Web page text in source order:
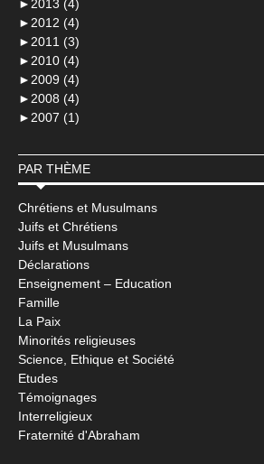
► 2013 (4)
► 2012 (4)
► 2011 (3)
► 2010 (4)
► 2009 (4)
► 2008 (4)
► 2007 (1)
PAR THÈME
Chrétiens et Musulmans
Juifs et Chrétiens
Juifs et Musulmans
Déclarations
Enseignement – Education
Famille
La Paix
Minorités religieuses
Science, Ethique et Société
Etudes
Témoignages
Interreligieux
Fraternité d'Abraham